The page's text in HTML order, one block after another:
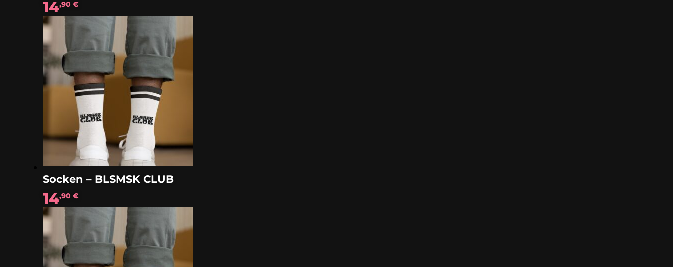
14,90€
Socken – BLSMSK CLUB
14,90€